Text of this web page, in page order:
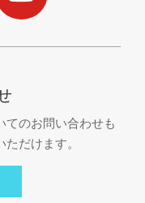
てのお問い合わせも
だけます。